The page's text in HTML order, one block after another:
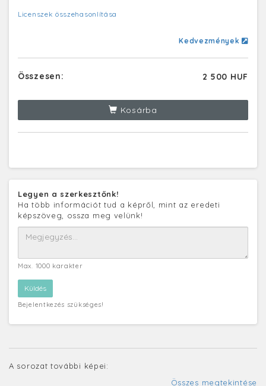
Licenszek összehasonlítása
Kedvezmények
Összesen: 2 500 HUF
Kosárba
Legyen a szerkesztőnk!
Ha több információt tud a képről, mint az eredeti
képszöveg, ossza meg velünk!
Max. 1000 karakter
Bejelentkezés szükséges!
A sorozat további képei:
Összes megtekintése